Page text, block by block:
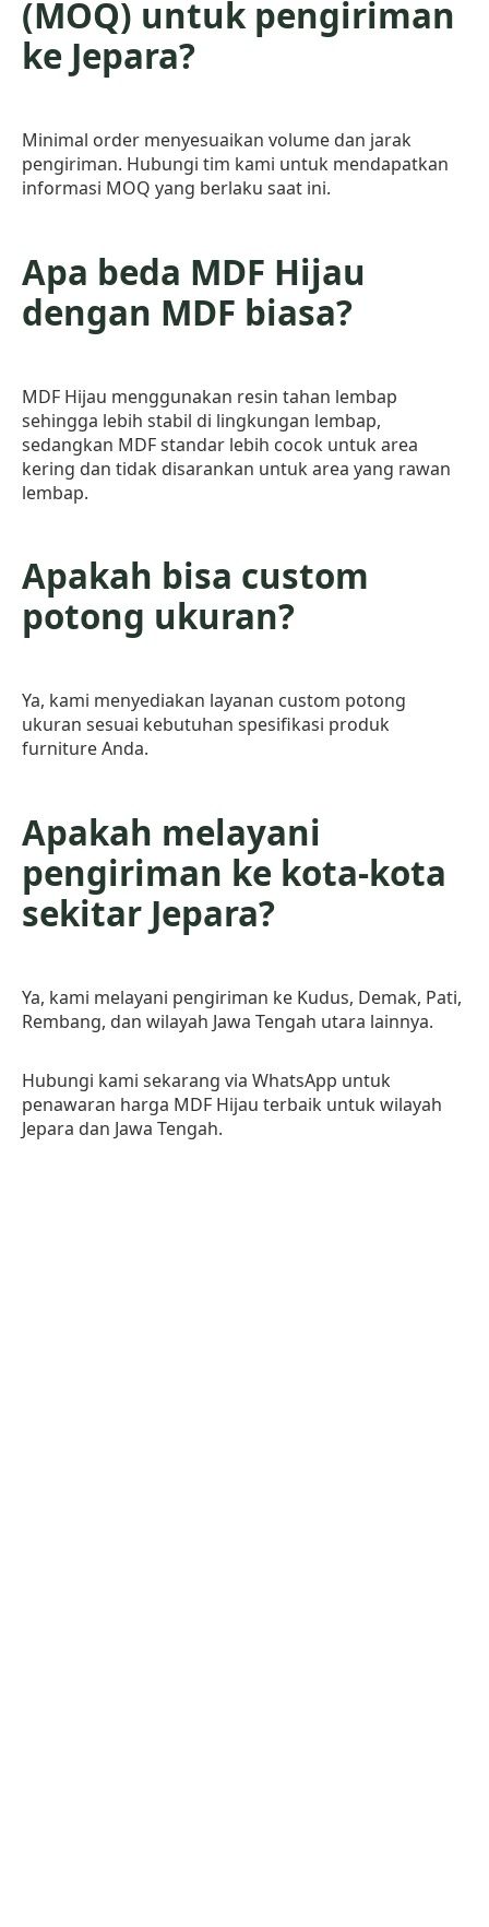
(MOQ) untuk pengiriman
ke Jepara?
Minimal order menyesuaikan volume dan jarak
pengiriman. Hubungi tim kami untuk mendapatkan
informasi MOQ yang berlaku saat ini.
Apa beda MDF Hijau
dengan MDF biasa?
MDF Hijau menggunakan resin tahan lembap
sehingga lebih stabil di lingkungan lembap,
sedangkan MDF standar lebih cocok untuk area
kering dan tidak disarankan untuk area yang rawan
lembap.
Apakah bisa custom
potong ukuran?
Ya, kami menyediakan layanan custom potong
ukuran sesuai kebutuhan spesifikasi produk
furniture Anda.
Apakah melayani
pengiriman ke kota-kota
sekitar Jepara?
Ya, kami melayani pengiriman ke Kudus, Demak, Pati,
Rembang, dan wilayah Jawa Tengah utara lainnya.
Hubungi kami sekarang via WhatsApp untuk
penawaran harga MDF Hijau terbaik untuk wilayah
Jepara dan Jawa Tengah.